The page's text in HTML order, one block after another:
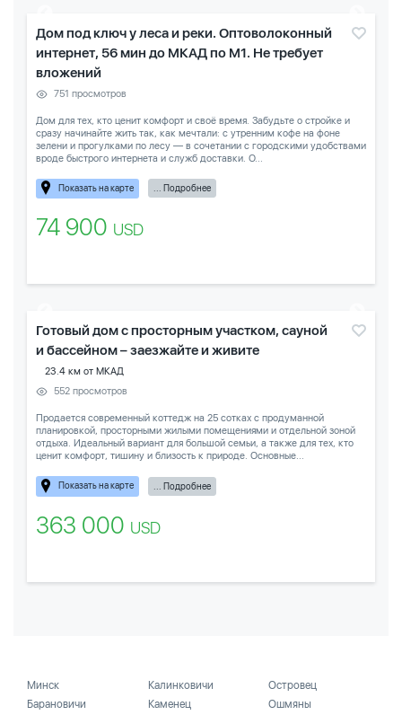
Дом под ключ у леса и реки. Оптоволоконный
интернет, 56 мин до МКАД по М1. Не требует
вложений
751 просмотров
Дом для тех, кто ценит комфорт и своё время. Забудьте о стройке и
сразу начинайте жить так, как мечтали: с утренним кофе на фоне
зелени и прогулками по лесу — в сочетании с городскими удобствами
вроде быстрого интернета и служб доставки. О...
Показать на карте ... Подробнее
74 900 USD
Готовый дом с просторным участком, сауной
и бассейном – заезжайте и живите
23.4 км от МКАД
552 просмотров
Продается современный коттедж на 25 сотках с продуманной
планировкой, просторными жилыми помещениями и отдельной зоной
отдыха. Идеальный вариант для большой семьи, а также для тех, кто
ценит комфорт, тишину и близость к природе. Основные...
Показать на карте ... Подробнее
363 000 USD
Минск
Барановичи
Калинковичи
Каменец
Островец
Ошмяны